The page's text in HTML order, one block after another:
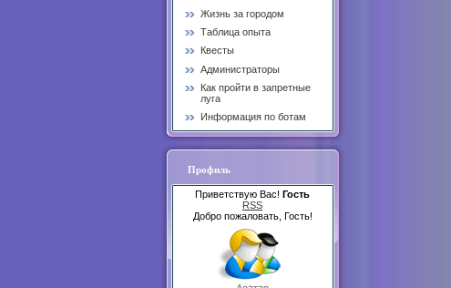
Жизнь за городом
Таблица опыта
Квесты
Администраторы
Как пройти в запретные
луга
Информация по ботам
Профиль
Приветствую Вас! Гость
RSS
Добро пожаловать, Гость!